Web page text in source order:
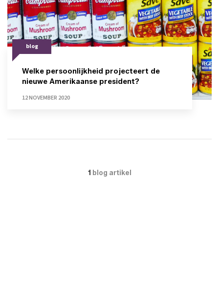
blog
Welke persoonlijkheid projecteert de
nieuwe Amerikaanse president?
12 NOVEMBER 2020
1 blog artikel